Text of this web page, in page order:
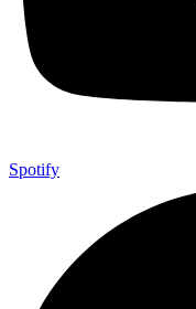
Spotify